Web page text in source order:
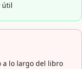
útil
a lo largo del libro